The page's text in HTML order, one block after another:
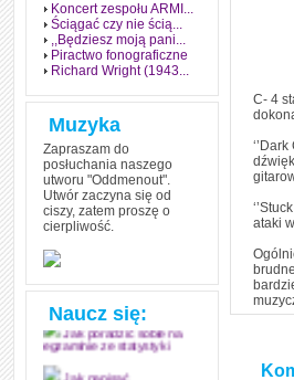
Koncert zespołu ARMI...
Ściągać czy nie ścią...
,,Będziesz moją pani...
Piractwo fonograficzne
Richard Wright (1943...
Muzyka
Zapraszam do
posłuchania naszego
utworu "Oddmenout".
Utwór zaczyna się od
ciszy, zatem proszę o
cierpliwość.
Naucz się:
Jak stworzyć fenomen
egzamin? Poznaj metody
Jak poradzić sobie na
egzaminie ze statystyki
C- 4
ataki